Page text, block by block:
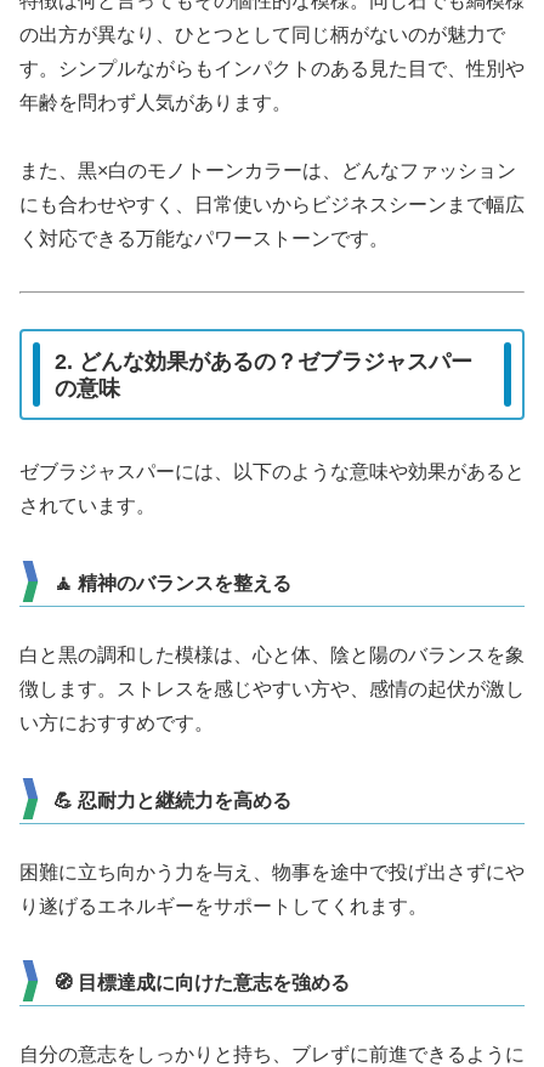
の出方が異なり、ひとつとして同じ柄がないのが魅力で
す。シンプルながらもインパクトのある見た目で、性別や
年齢を問わず人気があります。
また、黒×白のモノトーンカラーは、どんなファッション
にも合わせやすく、日常使いからビジネスシーンまで幅広
く対応できる万能なパワーストーンです。
2. どんな効果があるの？ゼブラジャスパー
の意味
ゼブラジャスパーには、以下のような意味や効果があると
されています。
🧘 精神のバランスを整える
白と黒の調和した模様は、心と体、陰と陽のバランスを象
徴します。ストレスを感じやすい方や、感情の起伏が激し
い方におすすめです。
💪 忍耐力と継続力を高める
困難に立ち向かう力を与え、物事を途中で投げ出さずにや
り遂げるエネルギーをサポートしてくれます。
🧭 目標達成に向けた意志を強める
自分の意志をしっかりと持ち、ブレずに前進できるように